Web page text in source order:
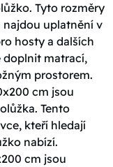
Tyto rozměry
najdou uplatnění v
hosty a dalších
doplnit matrací,
prostorem.
cm jsou
Tento
kteří hledají
nabízí.
cm jsou